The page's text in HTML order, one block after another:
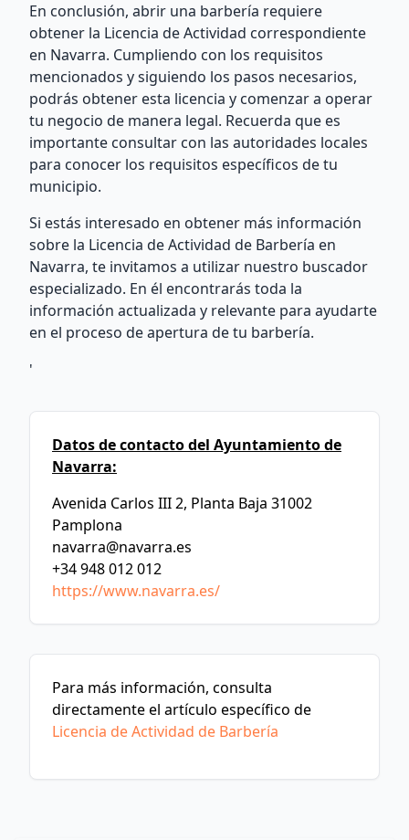
En conclusión, abrir una barbería requiere
obtener la Licencia de Actividad correspondiente
en Navarra. Cumpliendo con los requisitos
mencionados y siguiendo los pasos necesarios,
podrás obtener esta licencia y comenzar a operar
tu negocio de manera legal. Recuerda que es
importante consultar con las autoridades locales
para conocer los requisitos específicos de tu
municipio.
Si estás interesado en obtener más información
sobre la Licencia de Actividad de Barbería en
Navarra, te invitamos a utilizar nuestro buscador
especializado. En él encontrarás toda la
información actualizada y relevante para ayudarte
en el proceso de apertura de tu barbería.
'
Datos de contacto del Ayuntamiento de
Navarra:
Avenida Carlos III 2, Planta Baja 31002
Pamplona
navarra@navarra.es
+34 948 012 012
https://www.navarra.es/
Para más información, consulta
directamente el artículo específico de
Licencia de Actividad de Barbería